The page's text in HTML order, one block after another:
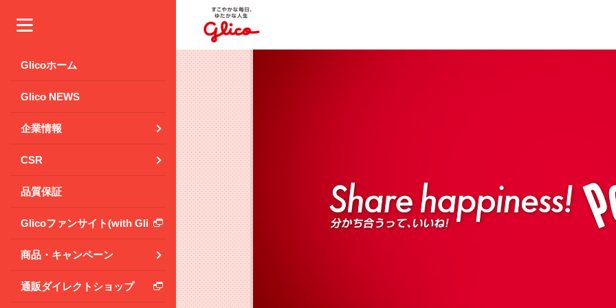
Glicoホーム
Glico NEWS
企業情報
CSR
品質保証
Glicoファンサイト(with Glico Park)
商品・キャンペーン
通販ダイレクトショップ